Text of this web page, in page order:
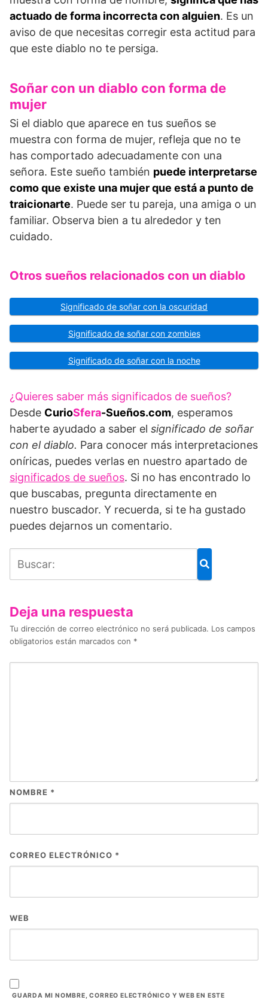
actuado de forma incorrecta con alguien. Es un
aviso de que necesitas corregir esta actitud para
que este diablo no te persiga.
Soñar con un diablo con forma de
mujer
Si el diablo que aparece en tus sueños se
muestra con forma de mujer, refleja que no te
has comportado adecuadamente con una
señora. Este sueño también puede interpretarse
como que existe una mujer que está a punto de
traicionarte. Puede ser tu pareja, una amiga o un
familiar. Observa bien a tu alrededor y ten
cuidado.
Otros sueños relacionados con un diablo
Significado de soñar con la oscuridad
Significado de soñar con zombies
Significado de soñar con la noche
¿Quieres saber más significados de sueños?
Desde CurioSfera-Sueños.com, esperamos
haberte ayudado a saber el significado de soñar
con el diablo. Para conocer más interpretaciones
oníricas, puedes verlas en nuestro apartado de
significados de sueños. Si no has encontrado lo
que buscabas, pregunta directamente en
nuestro buscador. Y recuerda, si te ha gustado
puedes dejarnos un comentario.
Deja una respuesta
Tu dirección de correo electrónico no será publicada. Los campos
obligatorios están marcados con *
NOMBRE *
CORREO ELECTRÓNICO *
WEB
GUARDA MI NOMBRE, CORREO ELECTRÓNICO Y WEB EN ESTE